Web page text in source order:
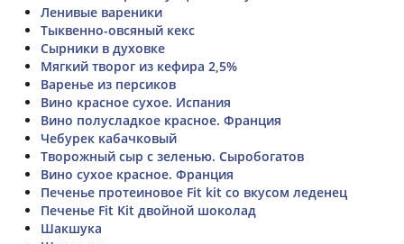
Ленивые вареники
Тыквенно-овсяный кекс
Сырники в духовке
Мягкий творог из кефира 2,5%
Варенье из персиков
Вино красное сухое. Испания
Вино полусладкое красное. Франция
Чебурек кабачковый
Творожный сыр с зеленью. Сыробогатов
Вино сухое красное. Франция
Печенье протеиновое Fit kit со вкусом леденец
Печенье Fit Kit двойной шоколад
Шакшука